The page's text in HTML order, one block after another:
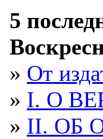
5
» От
» I. О
» II. ОБ